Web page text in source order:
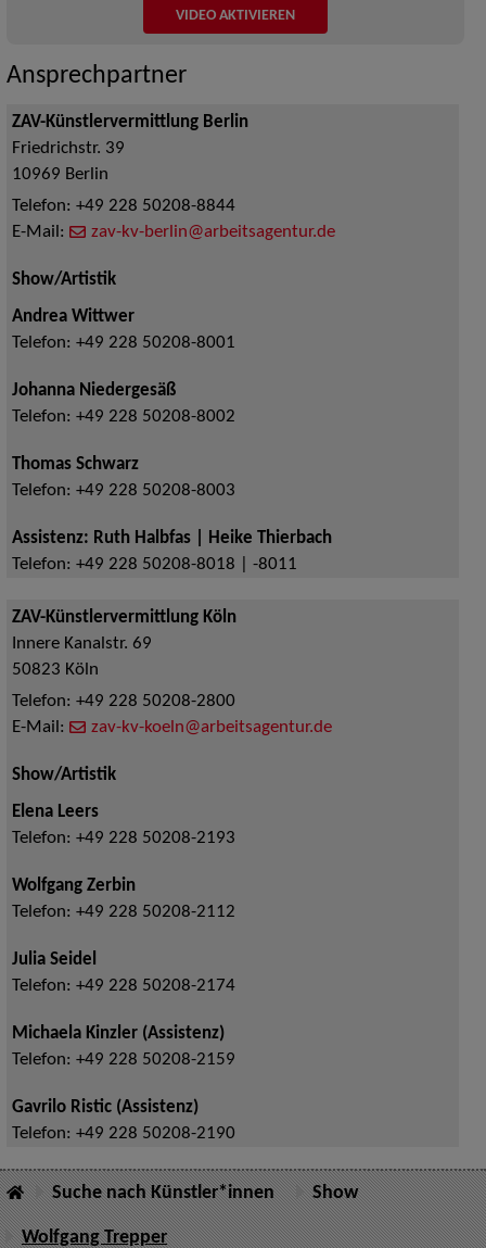
VIDEO AKTIVIEREN
Ansprechpartner
ZAV-Künstlervermittlung Berlin
Friedrichstr. 39
10969 Berlin
Telefon: +49 228 50208-8844
E-Mail:
zav-kv-berlin@arbeitsagentur.de
Show/Artistik
Andrea Wittwer
Telefon: +49 228 50208-8001
Johanna Niedergesäß
Telefon: +49 228 50208-8002
Thomas Schwarz
Telefon: +49 228 50208-8003
Assistenz: Ruth Halbfas | Heike Thierbach
Telefon: +49 228 50208-8018 | -8011
ZAV-Künstlervermittlung Köln
Innere Kanalstr. 69
50823 Köln
Telefon: +49 228 50208-2800
E-Mail:
zav-kv-koeln@arbeitsagentur.de
Show/Artistik
Elena Leers
Telefon: +49 228 50208-2193
Wolfgang Zerbin
Telefon: +49 228 50208-2112
Julia Seidel
Telefon: +49 228 50208-2174
Michaela Kinzler (Assistenz)
Telefon: +49 228 50208-2159
Gavrilo Ristic (Assistenz)
Telefon: +49 228 50208-2190
Suche nach Künstler*innen Show
Wolfgang Trepper